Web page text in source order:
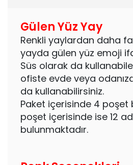
Gülen Yüz Yay
Renkli yaylardan daha
yayda gülen yüz emoji
Süs olarak da
ofiste evde veya
da kullanabilirsiniz.
Paket içerisinde 4 poşet
poşet içerisinde ise 12
bulunmaktadır.